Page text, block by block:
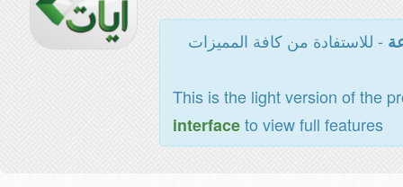
- للاستفادة من كافة المميزات
This is the light version of the
interfaceto view full features